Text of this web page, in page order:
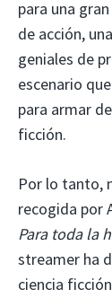
para una
de acción,
geniales de
escenario
para armar
ficción.
Por lo tanto,
recogida por
Para toda la
streamer ha
ciencia